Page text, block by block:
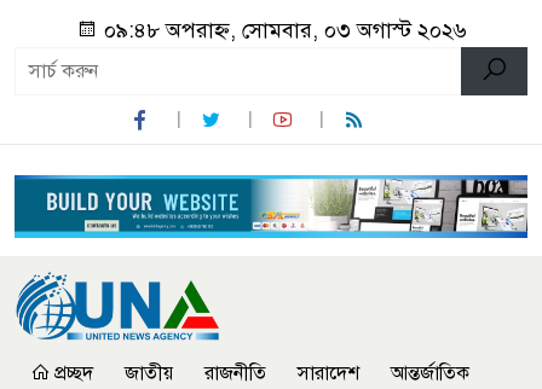
০৯:৪৮ অপরাহ্ন, সোমবার, ০৩ অগাস্ট ২০২৬
প্রচ্ছদ জাতীয় রাজনীতি সারাদেশ আন্তর্জাতিক